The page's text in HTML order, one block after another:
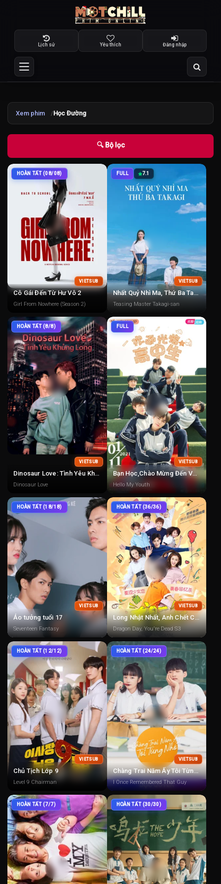
Lịch sử Yêu thích Đăng nhập
Xem phim Học Đường
🔍 Bộ lọc
HOÀN TẤT (08/08)
VIETSUB
Cô Gái Đến Từ Hư Vô 2
Girl From Nowhere (Season 2)
FULL 7.1
VIETSUB
Nhất Quỷ Nhì Ma, Thứ Ba Takagi: Trêu Rồi Yêu
Teasing Master Takagi-san
HOÀN TẤT (8/8)
VIETSUB
Dinosaur Love: Tình Yêu Khủng Long
Dinosaur Love
FULL
VIETSUB
Bạn Học,Chào Mừng Đến Với Trường Cấp Ba
Hello My Youth
HOÀN TẤT (18/18)
VIETSUB
Ảo tưởng tuổi 17
Seventeen Fantasy
HOÀN TẤT (36/36)
VIETSUB
Long Nhật Nhất, Anh Chết Chắc 1
Dragon Day, You're Dead S3
HOÀN TẤT (12/12)
VIETSUB
Chủ Tịch Lớp 9
Level 9 Chairman
HOÀN TẤT (24/24)
VIETSUB
Chàng Trai Năm Ấy Tôi Từng Nhớ
I Once Remembered That Guy
HOÀN TẤT (7/7) HOÀN TẤT (30/30)